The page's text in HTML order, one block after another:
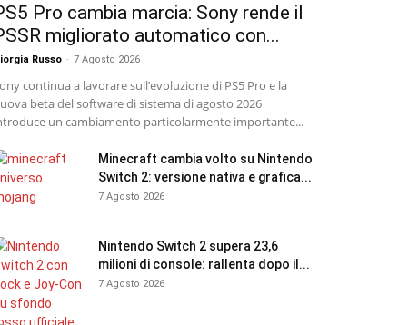
Pro cambia marcia: Sony rende il
migliorato automatico con...
Russo - 7 Agosto 2026
continua a lavorare sull’evoluzione di PS5 Pro e la
beta del software di sistema di agosto 2026
un cambiamento particolarmente importante...
Minecraft cambia volto su Nintendo
Switch 2: versione nativa e grafica...
7 Agosto 2026
Nintendo Switch 2 supera 23,6
milioni di console: rallenta dopo il...
7 Agosto 2026